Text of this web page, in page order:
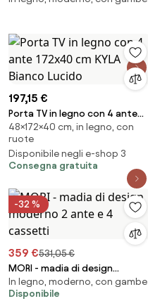
197,15 €
Porta TV in legno con 4 ante
172x40 cm KYLA Bianco Lucido
48×172×40 cm, in legno, con
ruote
Disponibile negli e-shop 3
Consegna gratuita
-32 %
359 €531,05 €
MORI - madia di design
moderno 2 ante e 4 cassetti
In legno, moderno, con gambe
Disponibile